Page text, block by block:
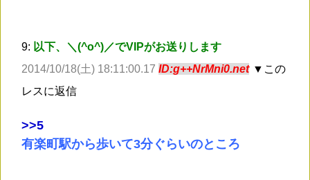
9: 以下、＼(^o^)／でVIPがお送りします
2014/10/18(土) 18:11:00.17 ID:g++NrMni0.net ▼この
レスに返信
>>5
有楽町駅から歩いて3分ぐらいのところ